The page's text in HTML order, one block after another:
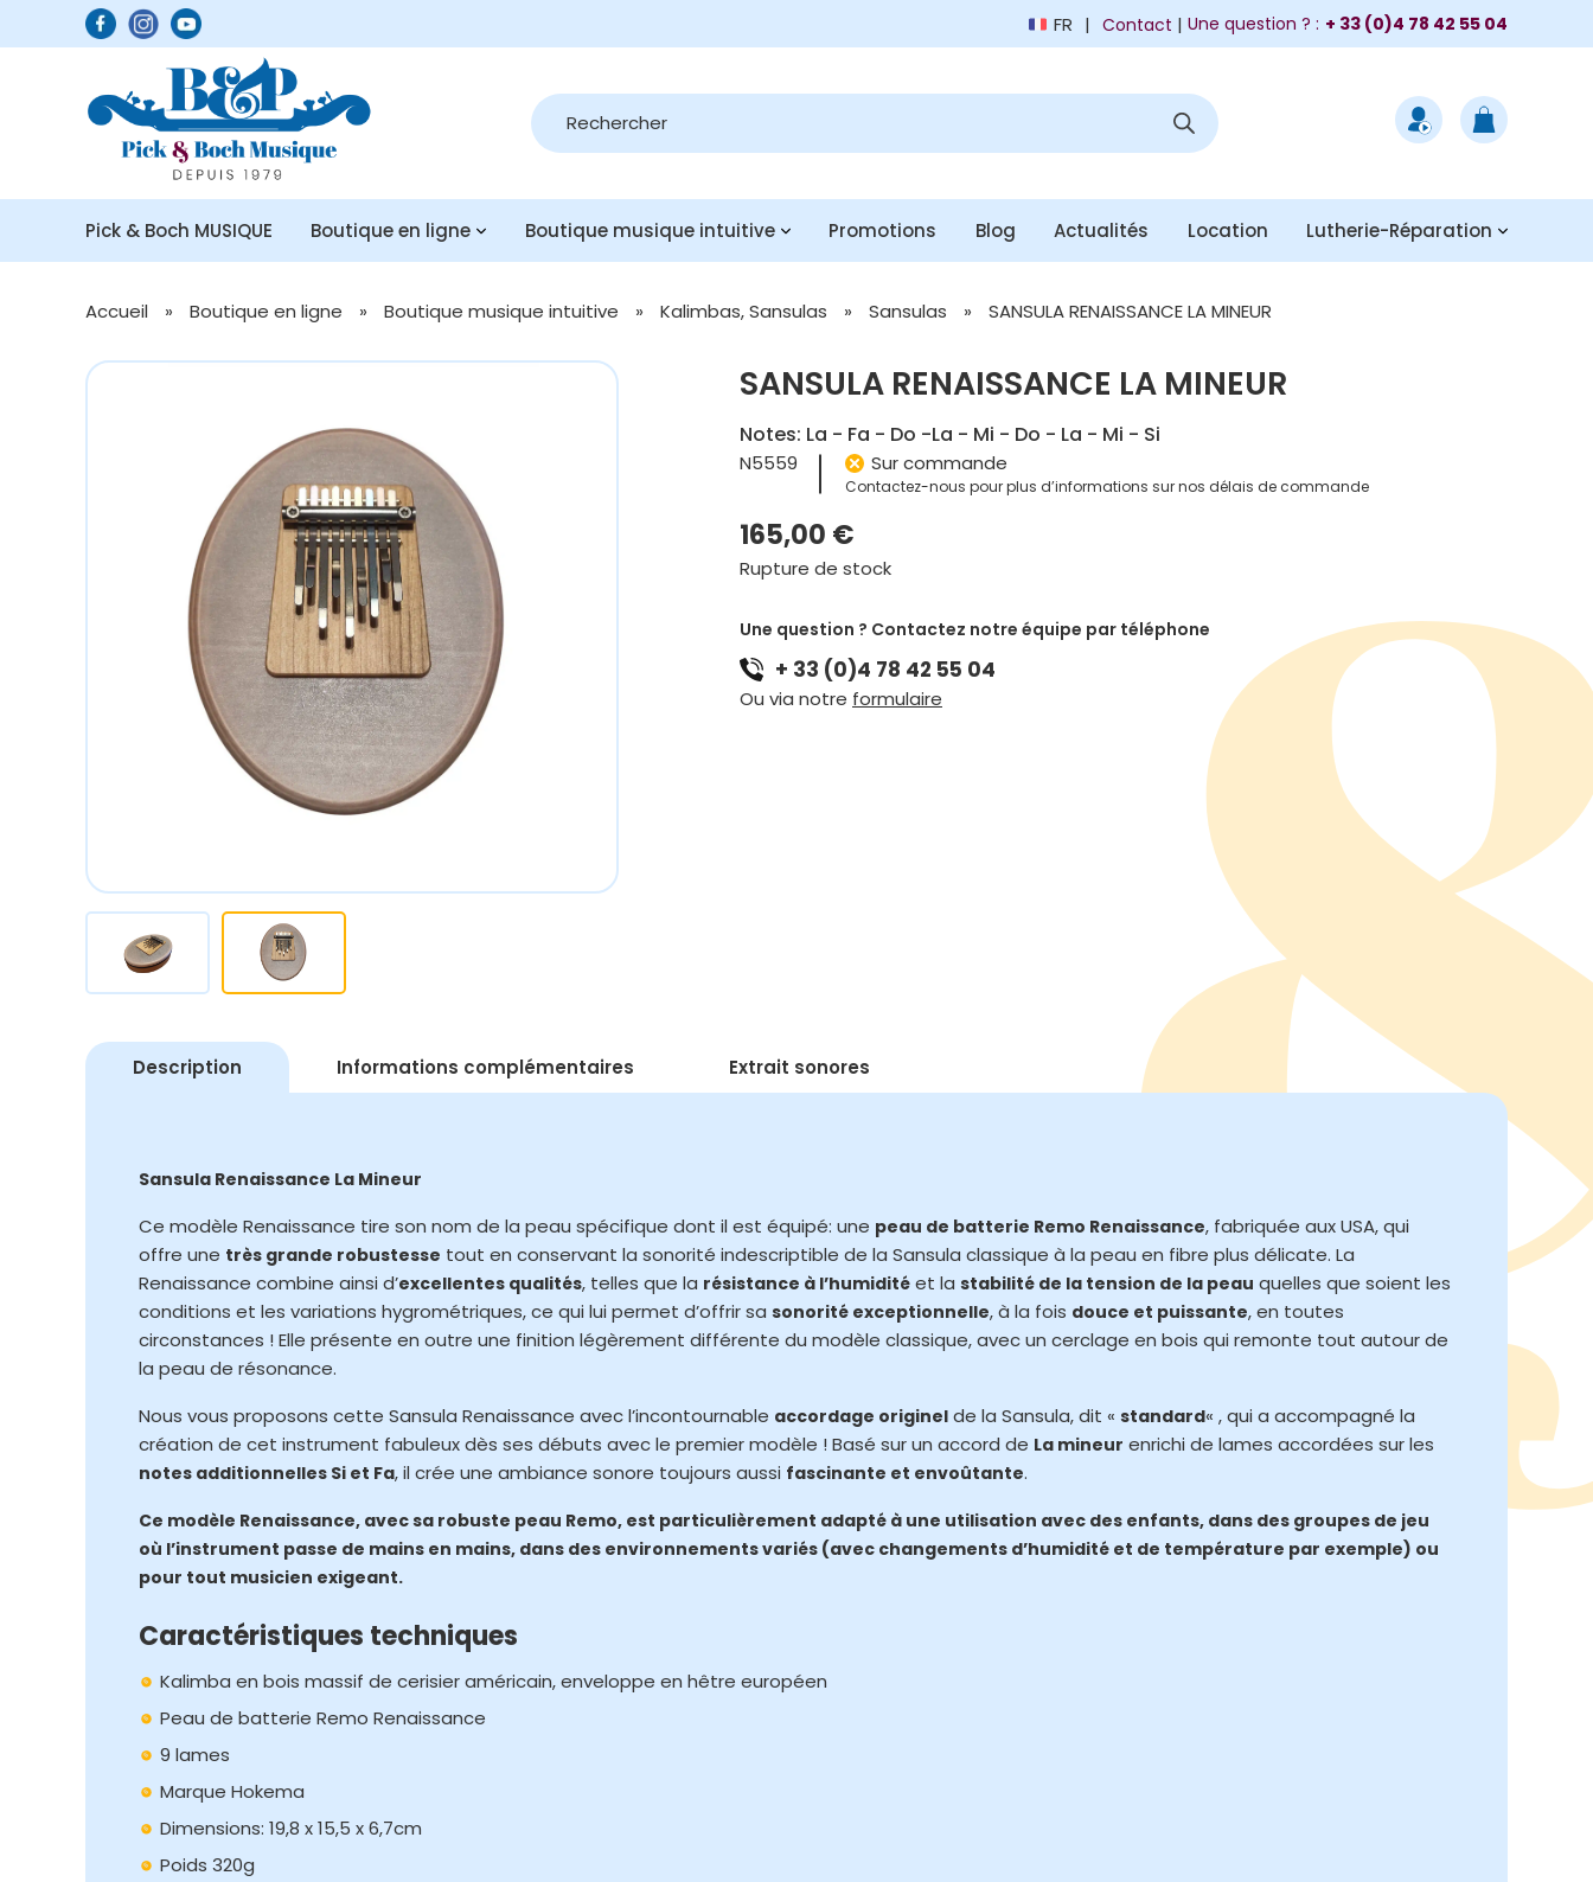
FR Contact | Une question ? : + 33 (0)4 78 42 55 04
Recherche
de
produits
Pick & Boch MUSIQUE Boutique en ligne Boutique musique intuitive Promotions Blog Actualités Location Lutherie-Réparation
Accueil » Boutique en ligne » Boutique musique intuitive » Kalimbas, Sansulas » Sansulas » SANSULA RENAISSANCE LA MINEUR
SANSULA RENAISSANCE LA MINEUR
Notes: La - Fa - Do -La - Mi - Do - La - Mi - Si
N5559 Sur commande
Contactez-nous pour plus d’informations sur nos délais de commande
165,00 €
Rupture de stock
Une question ? Contactez notre équipe par téléphone
+ 33 (0)4 78 42 55 04
Ou via notre formulaire
Description Informations complémentaires Extrait sonores
Sansula Renaissance La Mineur
Ce modèle Renaissance tire son nom de la peau spécifique dont il est équipé: une peau de batterie Remo Renaissance, fabriquée aux USA, qui
offre une très grande robustesse tout en conservant la sonorité indescriptible de la Sansula classique à la peau en fibre plus délicate. La
Renaissance combine ainsi d’excellentes qualités, telles que la résistance à l’humidité et la stabilité de la tension de la peau quelles que soient les
conditions et les variations hygrométriques, ce qui lui permet d’offrir sa sonorité exceptionnelle, à la fois douce et puissante, en toutes
circonstances ! Elle présente en outre une finition légèrement différente du modèle classique, avec un cerclage en bois qui remonte tout autour de
la peau de résonance.
Nous vous proposons cette Sansula Renaissance avec l’incontournable accordage originel de la Sansula, dit « standard« , qui a accompagné la
création de cet instrument fabuleux dès ses débuts avec le premier modèle ! Basé sur un accord de La mineur enrichi de lames accordées sur les
notes additionnelles Si et Fa, il crée une ambiance sonore toujours aussi fascinante et envoûtante.
Ce modèle Renaissance, avec sa robuste peau Remo, est particulièrement adapté à une utilisation avec des enfants, dans des groupes de jeu
où l’instrument passe de mains en mains, dans des environnements variés (avec changements d’humidité et de température par exemple) ou
pour tout musicien exigeant.
Caractéristiques techniques
Kalimba en bois massif de cerisier américain, enveloppe en hêtre européen
Peau de batterie Remo Renaissance
9 lames
Marque Hokema
Dimensions: 19,8 x 15,5 x 6,7cm
Poids 320g